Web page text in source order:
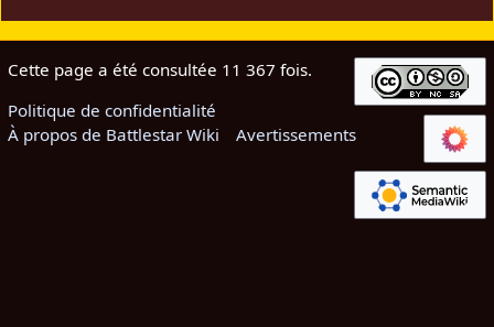
é
c
e
b
r
Cette page a été consultée 11 367 fois.
Politique de confidentialité
À propos de Battlestar Wiki
Avertissements